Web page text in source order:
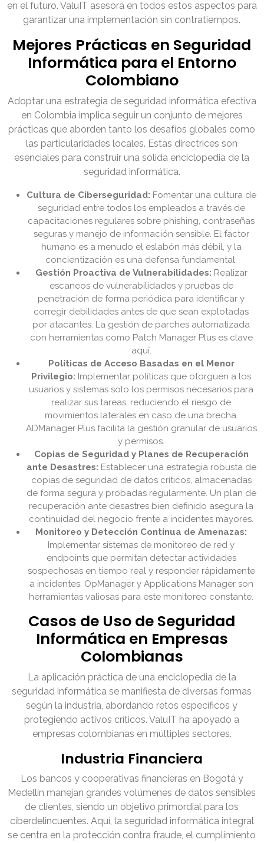
en el futuro. ValuIT asesora en todos estos aspectos para
garantizar una implementación sin contratiempos.
Mejores Prácticas en Seguridad
Informática para el Entorno
Colombiano
Adoptar una estrategia de seguridad informática efectiva
en Colombia implica seguir un conjunto de mejores
prácticas que aborden tanto los desafíos globales como
las particularidades locales. Estas directrices son
esenciales para construir una sólida enciclopedia de la
seguridad informática.
Cultura de Ciberseguridad: Fomentar una cultura de
seguridad entre todos los empleados a través de
capacitaciones regulares sobre phishing, contraseñas
seguras y manejo de información sensible. El factor
humano es a menudo el eslabón más débil, y la
concientización es una defensa fundamental.
Gestión Proactiva de Vulnerabilidades: Realizar
escaneos de vulnerabilidades y pruebas de
penetración de forma periódica para identificar y
corregir debilidades antes de que sean explotadas
por atacantes. La gestión de parches automatizada
con herramientas como Patch Manager Plus es clave
aquí.
Políticas de Acceso Basadas en el Menor
Privilegio: Implementar políticas que otorguen a los
usuarios y sistemas solo los permisos necesarios para
realizar sus tareas, reduciendo el riesgo de
movimientos laterales en caso de una brecha.
ADManager Plus facilita la gestión granular de usuarios
y permisos.
Copias de Seguridad y Planes de Recuperación
ante Desastres: Establecer una estrategia robusta de
copias de seguridad de datos críticos, almacenadas
de forma segura y probadas regularmente. Un plan de
recuperación ante desastres bien definido asegura la
continuidad del negocio frente a incidentes mayores.
Monitoreo y Detección Continua de Amenazas:
Implementar sistemas de monitoreo de red y
endpoints que permitan detectar actividades
sospechosas en tiempo real y responder rápidamente
a incidentes. OpManager y Applications Manager son
herramientas valiosas para este monitoreo constante.
Casos de Uso de Seguridad
Informática en Empresas
Colombianas
La aplicación práctica de una enciclopedia de la
seguridad informática se manifiesta de diversas formas
según la industria, abordando retos específicos y
protegiendo activos críticos. ValuIT ha apoyado a
empresas colombianas en múltiples sectores.
Industria Financiera
Los bancos y cooperativas financieras en Bogotá y
Medellín manejan grandes volúmenes de datos sensibles
de clientes, siendo un objetivo primordial para los
ciberdelincuentes. Aquí, la seguridad informática integral
se centra en la protección contra fraude, el cumplimiento